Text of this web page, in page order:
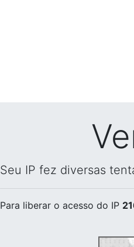
Seu IP fez diversas
Para liberar o acesso do IP